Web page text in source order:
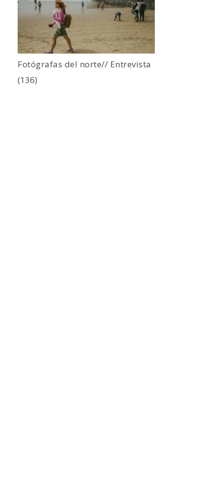
Fotógrafas del norte// Entrevista
(136)